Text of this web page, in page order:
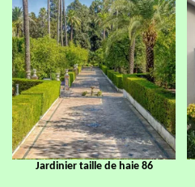
Jardinier taille de haie 86